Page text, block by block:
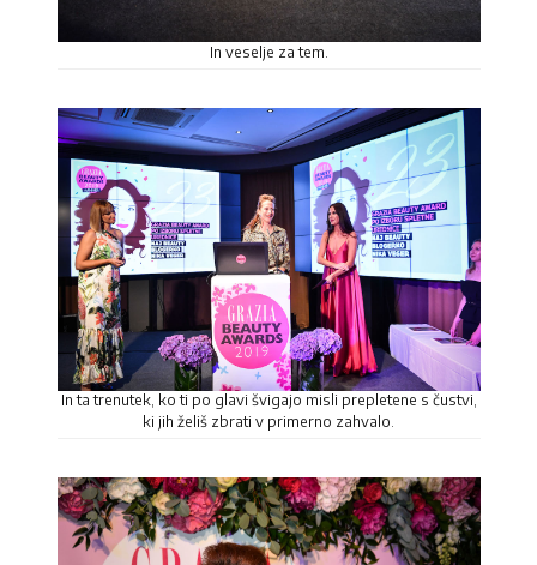
In veselje za tem.
In ta trenutek, ko ti po glavi švigajo misli prepletene s čustvi,
ki jih želiš zbrati v primerno zahvalo.